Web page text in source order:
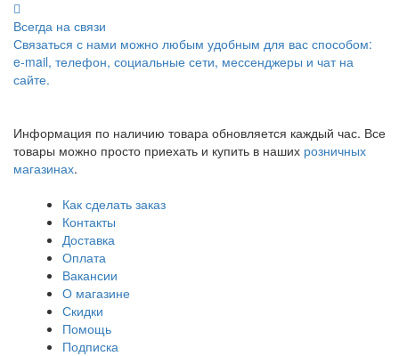
Всегда на связи
Связаться с нами можно любым удобным для вас способом:
e-mail, телефон, социальные сети, мессенджеры и чат на
сайте.
Информация по наличию товара обновляется каждый час. Все
товары можно просто приехать и купить в наших розничных
магазинах.
Как сделать заказ
Контакты
Доставка
Оплата
Вакансии
О магазине
Скидки
Помощь
Подписка